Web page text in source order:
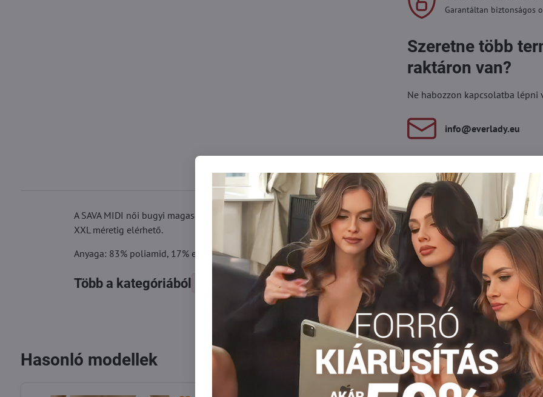
Garantáltan biztonságos
Szeretne több
raktáron van?
Ne habozzon kapcsolatba
info​@everlady​.eu
Leírás Vélemények 0 Fórum 0
A SAVA MIDI női bugyi magasabb derekúak és nagyon kényelmesek. A következőkből áll: sima és nagyon puha
XXL méretig elérhető.
Anyaga: 83% poliamid, 17% elasztán
Több a kategóriából Molett bugyi xl/xxl Plus size nohavičky xl/xxl Plus size
FacebookTwitterBlueskyPinterestReddit LinkedIn WhatsApp
E-
mail
Hasonló modellek